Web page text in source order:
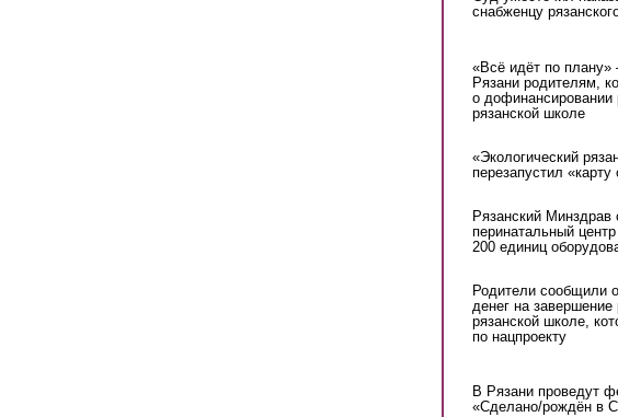
снабженцу
«Всё идёт по
Рязани родителям,
о дофинансировании
рязанской школе
«Экологический
перезапустил «карту
Рязанский
перинатальный
200 единиц
Родители сообщили
денег на завершение
рязанской школе,
по нацпроекту
В Рязани проведут
«Сделано/рождён в